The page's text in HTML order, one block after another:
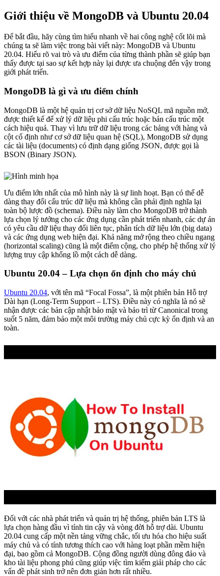
Giới thiệu về MongoDB và Ubuntu 20.04
Để bắt đầu, hãy cùng tìm hiểu nhanh về hai công nghệ cốt lõi mà
chúng ta sẽ làm việc trong bài viết này: MongoDB và Ubuntu
20.04. Hiểu rõ vai trò và ưu điểm của từng thành phần sẽ giúp bạn
thấy được tại sao sự kết hợp này lại được ưa chuộng đến vậy trong
giới phát triển.
MongoDB là gì và ưu điểm chính
MongoDB là một hệ quản trị cơ sở dữ liệu NoSQL mã nguồn mở,
được thiết kế để xử lý dữ liệu phi cấu trúc hoặc bán cấu trúc một
cách hiệu quả. Thay vì lưu trữ dữ liệu trong các bảng với hàng và
cột cố định như cơ sở dữ liệu quan hệ (SQL), MongoDB sử dụng
các tài liệu (documents) có định dạng giống JSON, được gọi là
BSON (Binary JSON).
Ưu điểm lớn nhất của mô hình này là sự linh hoạt. Bạn có thể dễ
dàng thay đổi cấu trúc dữ liệu mà không cần phải định nghĩa lại
toàn bộ lược đồ (schema). Điều này làm cho MongoDB trở thành
lựa chọn lý tưởng cho các ứng dụng cần phát triển nhanh, các dự án
có yêu cầu dữ liệu thay đổi liên tục, phân tích dữ liệu lớn (big data)
và các ứng dụng web hiện đại. Khả năng mở rộng theo chiều ngang
(horizontal scaling) cũng là một điểm cộng, cho phép hệ thống xử lý
lượng truy cập khổng lồ một cách dễ dàng.
Ubuntu 20.04 – Lựa chọn ổn định cho máy chủ
Ubuntu 20.04, với tên mã “Focal Fossa”, là một phiên bản Hỗ trợ
Dài hạn (Long-Term Support – LTS). Điều này có nghĩa là nó sẽ
nhận được các bản cập nhật bảo mật và bảo trì từ Canonical trong
suốt 5 năm, đảm bảo một môi trường máy chủ cực kỳ ổn định và an
toàn.
Đối với các nhà phát triển và quản trị hệ thống, phiên bản LTS là
lựa chọn hàng đầu vì tính tin cậy và vòng đời hỗ trợ dài. Ubuntu
20.04 cung cấp một nền tảng vững chắc, tối ưu hóa cho hiệu suất
máy chủ và có tính tương thích cao với hàng loạt phần mềm hiện
đại, bao gồm cả MongoDB. Cộng đồng người dùng đông đảo và
kho tài liệu phong phú cũng giúp việc tìm kiếm giải pháp cho các
vấn đề phát sinh trở nên đơn giản hơn rất nhiều.